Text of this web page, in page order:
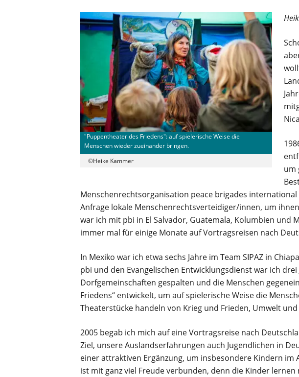
"Puppentheater des Friedens": auf spielerische Weise die
Menschen wieder zueinander bringen.
©Heike Kammer
um
Menschenrechtsorganisation peace brigades
Anfrage lokale Menschenrechtsverteidiger/innen, um
war ich mit pbi in El Salvador, Guatemala, Kolumbien und
immer mal für einige Monate auf Vortragsreisen nach
In Mexiko war ich etwa sechs Jahre im Team SIPAZ in
pbi und den Evangelischen Entwicklungsdienst war ich
Dorfgemeinschaften gespalten und die Menschen
Friedens“ entwickelt, um auf spielerische Weise die
Theaterstücke handeln von Krieg und Frieden, Umwelt
2005 begab ich mich auf eine Vortragsreise nach
Ziel, unsere Auslandserfahrungen auch Jugendlichen in
einer attraktiven Ergänzung, um insbesondere Kindern im
ist mit ganz viel Freude verbunden, denn die Kinder